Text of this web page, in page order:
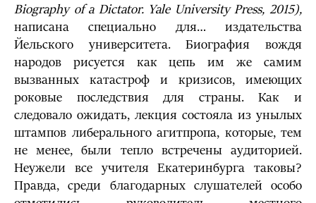
Biography of a Dictator. Yale University Press, 2015),
написана специально для… издательства
Йельского университета. Биография вождя
народов рисуется как цепь им же самим
вызванных катастроф и кризисов, имеющих
роковые последствия для страны. Как и
следовало ожидать, лекция состояла из унылых
штампов либерального агитпропа, которые, тем
не менее, были тепло встречены аудиторией.
Неужели все учителя Екатеринбурга таковы?
Правда, среди благодарных слушателей особо